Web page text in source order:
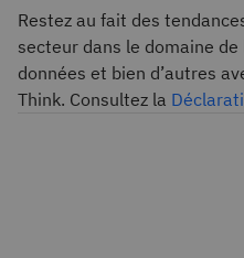
Restez au fait des
secteur dans le domaine de
données et bien d’autres
Think. Consultez la